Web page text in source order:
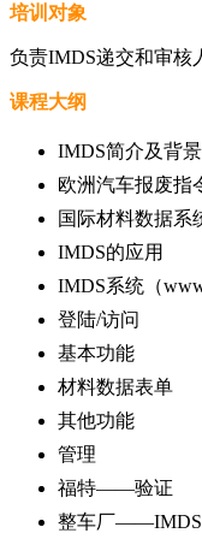
培训对象
负责IMDS递交和审核
课程大纲
IMDS简介及背景
欧洲汽车报废指
国际材料数据系
IMDS的应用
IMDS系统（
登陆/访问
基本功能
材料数据表单
其他功能
管理
福特——验证
整车厂——IMDS